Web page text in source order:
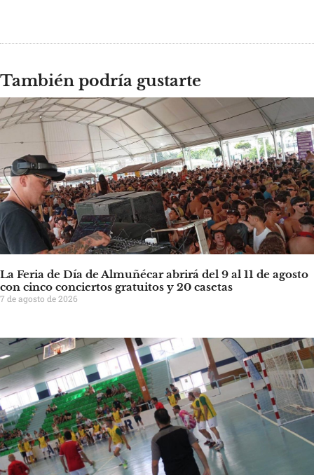
También podría gustarte
La Feria de Día de Almuñécar abrirá del 9 al 11 de agosto
con cinco conciertos gratuitos y 20 casetas
7 de agosto de 2026